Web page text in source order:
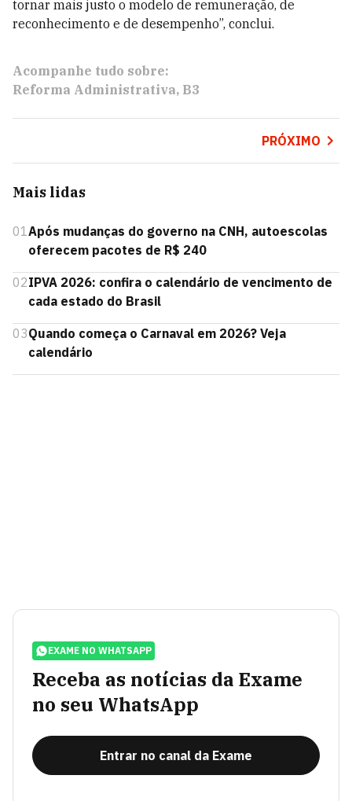
tornar mais justo o modelo de remuneração, de
reconhecimento e de desempenho”, conclui.
Acompanhe tudo sobre:
Reforma Administrativa B3
PRÓXIMO
Mais lidas
01Após mudanças do governo na CNH, autoescolas
oferecem pacotes de R$ 240
02IPVA 2026: confira o calendário de vencimento de
cada estado do Brasil
03Quando começa o Carnaval em 2026? Veja
calendário
EXAME NO WHATSAPP
Receba as notícias da Exame
no seu WhatsApp
Entrar no canal da Exame